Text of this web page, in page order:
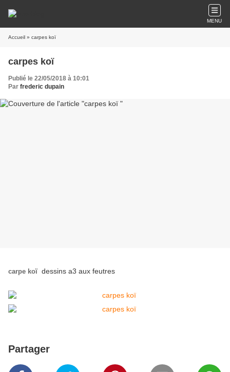
MENU
Accueil » carpes koï
carpes koï
Publié le 22/05/2018 à 10:01
Par frederic dupain
carpe koï dessins a3 aux feutres
Partager